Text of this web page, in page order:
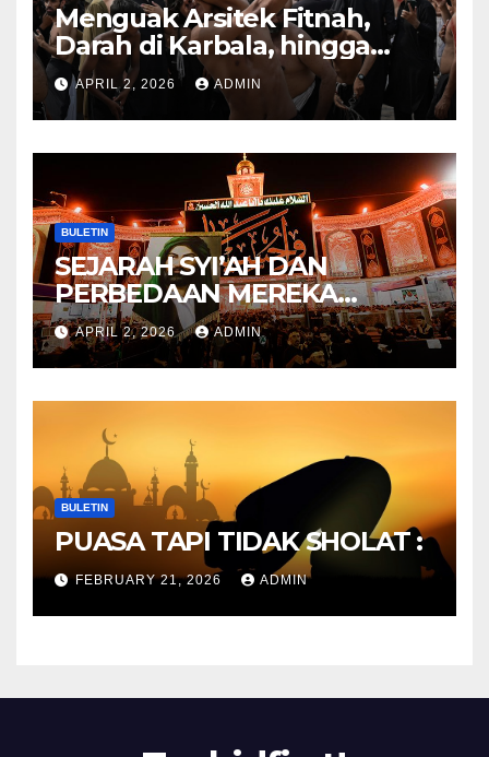
Menguak Arsitek Fitnah,
Darah di Karbala, hingga
Lahirnya Sekte-sekte serta
Mitos Imam Gaib
APRIL 2, 2026 ADMIN
BULETIN
SEJARAH SYI’AH DAN
PERBEDAAN MEREKA
ANTARA DULU DAN
SEKARANG
APRIL 2, 2026 ADMIN
BULETIN
PUASA TAPI TIDAK SHOLAT :
FEBRUARY 21, 2026 ADMIN